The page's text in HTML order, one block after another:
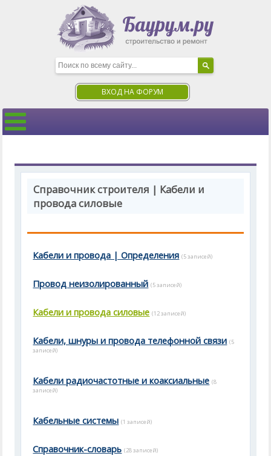
ВХОД НА ФОРУМ
Справочник строителя | Кабели и
провода силовые
Кабели и провода | Определения (5 записей)
Провод неизолированный (5 записей)
Кабели и провода силовые (12 записей)
Кабели, шнуры и провода телефонной связи (5
записей)
Кабели радиочастотные и коаксиальные (8
записей)
Кабельные системы (1 записей)
Справочник-словарь (28 записей)